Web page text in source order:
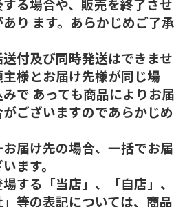
る場合や、販売を終了させ
り ます。あらかじめご了承
付及び同時発送はできませ
様とお届け先様が同じ場
で あっても商品によりお届
ございますのであらかじめ
届け先の場合、一括でお届
ます。
する「当店」、「自店」、
」等の表記については、商品